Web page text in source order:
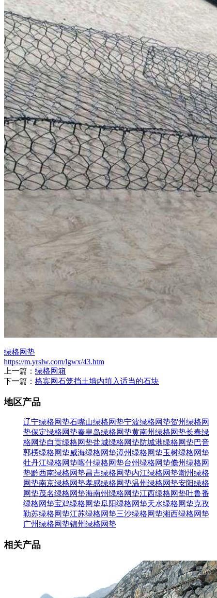
绿格网垫
https://m.yrslw.com/lgwx/43.htm
上一篇： 绿格网箱
下一篇： 格宾网石笼挡土墙内填入适当的石块
地区产品
辽宁绿格网垫石嘴山绿格网垫宁波绿格网垫贺州绿格网
垫保定绿格网垫秦皇岛绿格网垫黄南州绿格网垫长春绿
格网垫自贡绿格网垫盐城绿格网垫防城港绿格网垫巴音
郭楞绿格网垫威海绿格网垫漳州绿格网垫玉树绿格网垫
牡丹江绿格网垫喀什绿格网垫台州绿格网垫儋州绿格网
垫黔西南绿格网垫昌吉绿格网垫内江绿格网垫潮州绿格
网垫南京绿格网垫孝感绿格网垫温州绿格网垫安阳绿格
网垫茂名绿格网垫海南州绿格网垫江西绿格网垫吐鲁番
绿格网垫宝鸡绿格网垫阜阳绿格网垫天水绿格网垫克孜
勒苏绿格网垫江苏绿格网垫三沙绿格网垫湘西绿格网垫
广州绿格网垫锦州绿格网垫
相关产品